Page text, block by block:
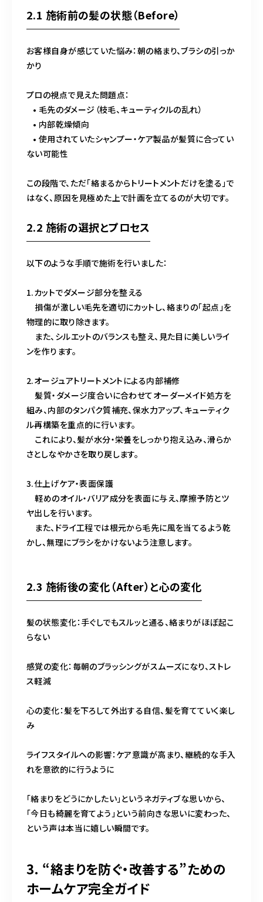
2.1 施術前の髪の状態（Before）
お客様自身が感じていた悩み：朝の絡まり、ブラシの引っか
かり
プロの視点で見えた問題点：
• 毛先のダメージ（枝毛、キューティクルの乱れ）
• 内部乾燥傾向
• 使用されていたシャンプー・ケア製品が髪質に合ってい
ない可能性
この段階で、ただ「絡まるからトリートメントだけを塗る」で
はなく、原因を見極めた上で計画を立てるのが大切です。
2.2 施術の選択とプロセス
以下のような手順で施術を行いました：
1.カットでダメージ部分を整える
損傷が激しい毛先を適切にカットし、絡まりの「起点」を
物理的に取り除きます。
また、シルエットのバランスも整え、見た目に美しいライ
ンを作ります。
2.オージュアトリートメントによる内部補修
髪質・ダメージ度合いに合わせてオーダーメイド処方を
組み、内部のタンパク質補充、保水力アップ、キューティク
ル再構築を重点的に行います。
これにより、髪が水分・栄養をしっかり抱え込み、滑らか
さとしなやかさを取り戻します。
3.仕上げケア・表面保護
軽めのオイル・バリア成分を表面に与え、摩擦予防とツ
ヤ出しを行います。
また、ドライ工程では根元から毛先に風を当てるよう乾
かし、無理にブラシをかけないよう注意します。
2.3 施術後の変化（After）と心の変化
髪の状態変化：手ぐしでもスルッと通る、絡まりがほぼ起こ
らない
感覚の変化：毎朝のブラッシングがスムーズになり、ストレ
ス軽減
心の変化：髪を下ろして外出する自信、髪を育てていく楽し
み
ライフスタイルへの影響：ケア意識が高まり、継続的な手入
れを意欲的に行うように
「絡まりをどうにかしたい」というネガティブな思いから、
「今日も綺麗を育てよう」という前向きな思いに変わった、
という声は本当に嬉しい瞬間です。
3. “絡まりを防ぐ・改善する”ための
ホームケア完全ガイド